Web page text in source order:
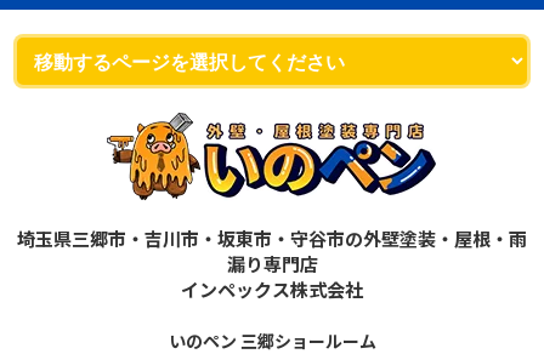
埼玉県三郷市・吉川市・坂東市・守谷市の外壁塗装・屋根・雨
漏り専門店
インペックス株式会社
いのペン 三郷ショールーム